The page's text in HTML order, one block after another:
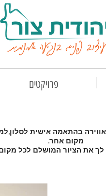
פרויקטים
אווירה בהתאמה אישית
מקום אחר.
לך את הציור המושלם לכל